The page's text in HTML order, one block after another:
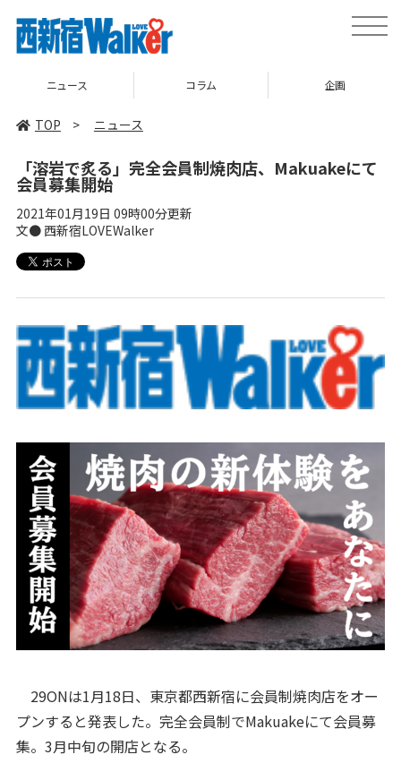
toggle
ニュース コラム 企画
TOP > ニュース
「溶岩で炙る」完全会員制焼肉店、Makuakeにて
会員募集開始
2021年01月19日 09時00分更新
文● 西新宿LOVEWalker
29ONは1月18日、東京都西新宿に会員制焼肉店をオー
プンすると発表した。完全会員制でMakuakeにて会員募
集。3月中旬の開店となる。